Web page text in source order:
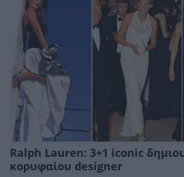
Ralph Lauren: 3+1 iconic
κορυφαίου designer